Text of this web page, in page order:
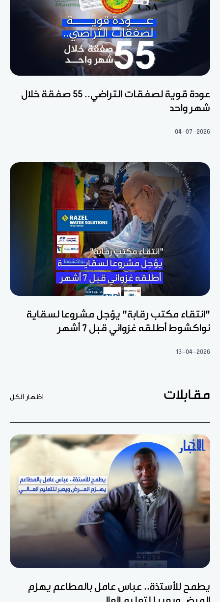
عودة قوية لصفقات التراضي.. 55 صفقة خلال
شهر واحد
04-07-2026
"انتقاء مكتب رقابة" يؤجل مشروعا لسقاية
نواكشوط أطلقه غزواني قبل 7 أشهر
13-04-2026
مقابلات اظهار الكل
يطمح للأستذة.. عباس عامل بالمطاعم يهزم